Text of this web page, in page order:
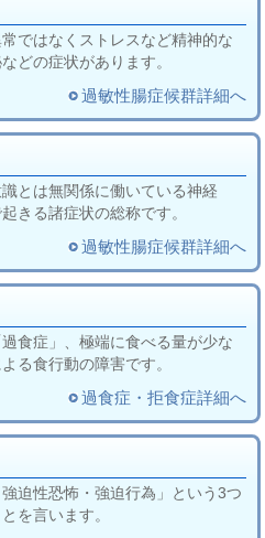
ではなくストレスなど精神的な
どの症状があります。
過敏性腸症候群詳細へ
とは無関係に働いている神経
きる諸症状の総称です。
過敏性腸症候群詳細へ
食症」、極端に食べる量が少な
る食行動の障害です。
過食症・拒食症詳細へ
迫性恐怖・強迫行為」という3つ
を言います。